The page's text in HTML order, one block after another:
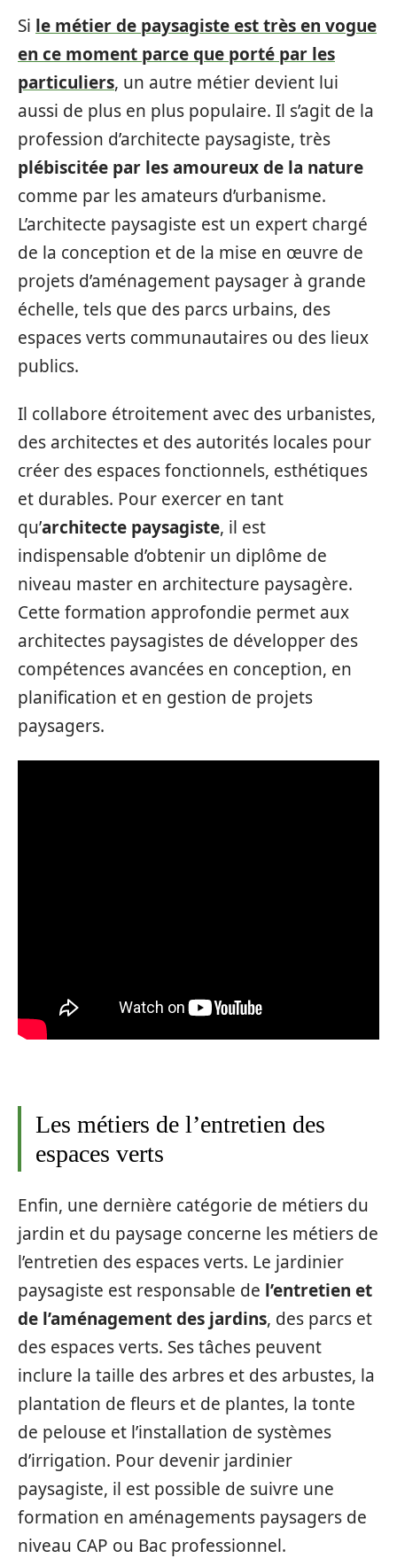
Si le métier de paysagiste est très en vogue
en ce moment parce que porté par les
particuliers, un autre métier devient lui
aussi de plus en plus populaire. Il s’agit de la
profession d’architecte paysagiste, très
plébiscitée par les amoureux de la nature
comme par les amateurs d’urbanisme.
L’architecte paysagiste est un expert chargé
de la conception et de la mise en œuvre de
projets d’aménagement paysager à grande
échelle, tels que des parcs urbains, des
espaces verts communautaires ou des lieux
publics.
Il collabore étroitement avec des urbanistes,
des architectes et des autorités locales pour
créer des espaces fonctionnels, esthétiques
et durables. Pour exercer en tant
qu’architecte paysagiste, il est
indispensable d’obtenir un diplôme de
niveau master en architecture paysagère.
Cette formation approfondie permet aux
architectes paysagistes de développer des
compétences avancées en conception, en
planification et en gestion de projets
paysagers.
Les métiers de l’entretien des
espaces verts
Enfin, une dernière catégorie de métiers du
jardin et du paysage concerne les métiers de
l’entretien des espaces verts. Le jardinier
paysagiste est responsable de l’entretien et
de l’aménagement des jardins, des parcs et
des espaces verts. Ses tâches peuvent
inclure la taille des arbres et des arbustes, la
plantation de fleurs et de plantes, la tonte
de pelouse et l’installation de systèmes
d’irrigation. Pour devenir jardinier
paysagiste, il est possible de suivre une
formation en aménagements paysagers de
niveau CAP ou Bac professionnel.